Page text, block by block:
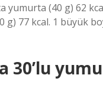
yumurta (40 g) 62
g) 77 kcal. 1 büyük
30’lu